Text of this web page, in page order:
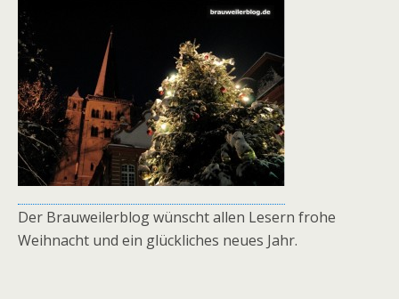
Der Brauweilerblog wünscht allen Lesern frohe
Weihnacht und ein glückliches neues Jahr.